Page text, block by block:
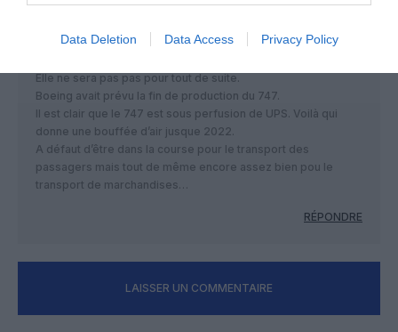
Data Deletion Data Access Privacy Policy
Voilà qui contredit tous ceux qui nous annonçaient la fin des
Elle ne sera pas pas pour tout de suite.
Boeing avait prévu la fin de production du 747.
Il est clair que le 747 est sous perfusion de UPS. Voilà qui
donne une bouffée d’air jusque 2022.
A défaut d’être dans la course pour le transport des
passagers mais tout de même encore assez bien pou le
transport de marchandises…
RÉPONDRE
LAISSER UN COMMENTAIRE